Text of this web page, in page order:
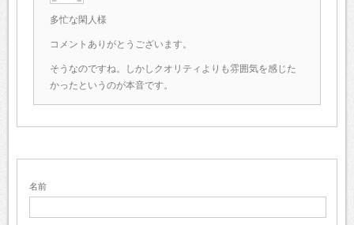
多忙な閑人様
コメントありがとうございます。
そうなのですね。しかしクオリティよりも雰囲気を感じた
かったというのが本音です。
名前